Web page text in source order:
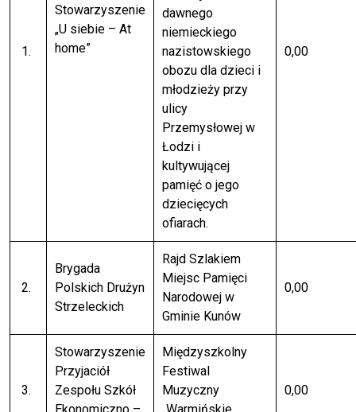
1.
Stowarzyszenie
„U siebie – At
home”
dawnego
niemieckiego
nazistowskiego
obozu dla dzieci i
młodzieży przy
ulicy
Przemysłowej w
Łodzi i
kultywującej
pamięć o jego
dziecięcych
ofiarach.
0,00
2.
Brygada
Polskich Drużyn
Strzeleckich
Rajd Szlakiem
Miejsc Pamięci
Narodowej w
Gminie Kunów
0,00
3.
Stowarzyszenie
Przyjaciół
Zespołu Szkół
Międzyszkolny
Festiwal
Muzyczny
0,00